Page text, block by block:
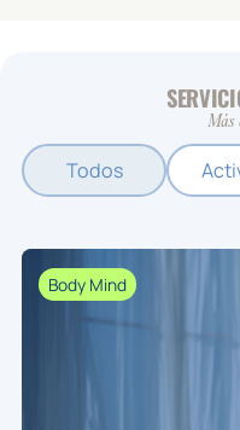
Más
Todos
Body Mind